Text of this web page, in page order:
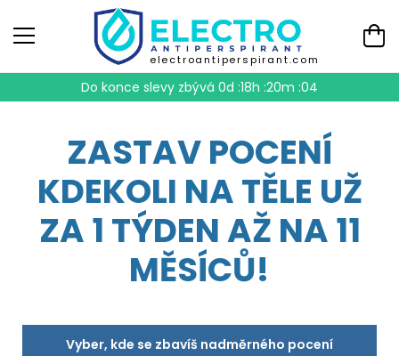
electroantiperspirant.com
Do konce slevy zbývá 0d :18h :20m :04
ZASTAV POCENÍ
KDEKOLI NA TĚLE UŽ
ZA 1 TÝDEN AŽ NA 11
MĚSÍCŮ!
Vyber, kde se zbavíš nadměrného pocení